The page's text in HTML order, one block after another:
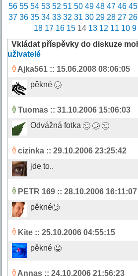
56 55 54 53 52 51 50 49 48 47 46 45
37 36 35 34 33 32 31 30 29 28 27 26
18 17 16 15 14 13 12 11 10 9
Vkládat příspěvky do diskuze
uživatelé
Ajka561 :: 15.06.2008 08:06:05
pěkné
Tuomas :: 31.10.2006 15:06:03
Odvážná fotka
cizinka :: 29.10.2006 23:25:42
jde to..
PETR 169 :: 28.10.2006 16:11:07
pěkné
Kite :: 25.10.2006 04:55:15
pěkné
Annas :: 24.10.2006 21:56:23